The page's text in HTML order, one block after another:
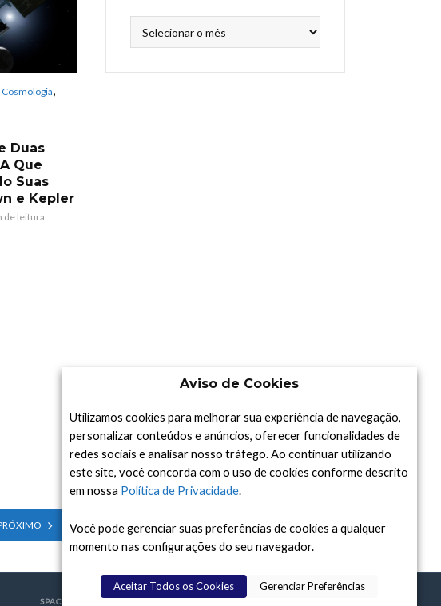
,
Duas
Que
Suas
e Kepler
de leitura
SPACE TODAY
Aviso de Cookies
Utilizamos cookies para melhorar sua experiência de navegação,
personalizar conteúdos e anúncios, oferecer funcionalidades de
redes sociais e analisar nosso tráfego. Ao continuar utilizando
este site, você concorda com o uso de cookies conforme descrito
em nossa Política de Privacidade.
Você pode gerenciar suas preferências de cookies a qualquer
momento nas configurações do seu navegador.
Aceitar Todos os Cookies Gerenciar Preferências